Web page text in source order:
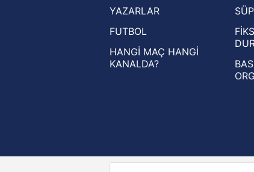
UEFA Avrupa Ligi haberleri
UEFA Konferans Ligi haberleri
YAZARLAR
FUTBOL
HANGİ MAÇ HANGİ
KANALDA?